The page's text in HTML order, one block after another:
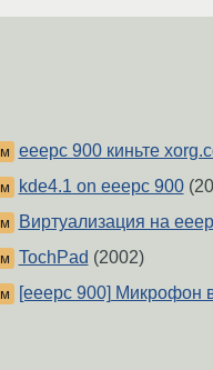
eeepc 900 киньте
kde4.1 on eeepc 900
Виртуализация на
TochPad (2002)
[eeepc 900] Микрофон